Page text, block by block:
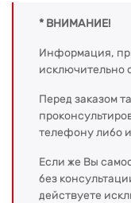
* ВНИМАНИЕ!
Информация,
исключительно
Перед заказом
телефону либо
Если же Вы
без
действуете